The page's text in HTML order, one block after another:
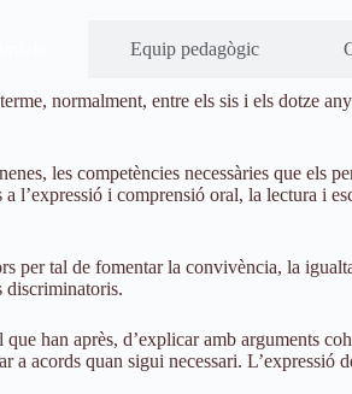
Equip pedagògic
normalment, entre els sis i els dotze
les competències necessàries que els
l’expressió i comprensió oral, la lectura i
per tal de fomentar la convivència, la
discriminatoris.
han après, d’explicar amb arguments
a acords quan sigui necessari. L’expressió